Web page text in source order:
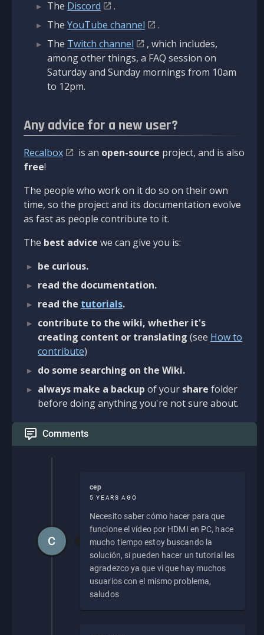
The Discord
.
The YouTube channel
.
The Twitch channel
, which includes,
among other things, a FAQ session on
Saturday and Sunday mornings from 10am
to 12pm.
Any advice for a new user?
Recalbox is an open-source project, and is also
free!
The people who work on it do so on their own
time, so the project and its documentation evolve
as fast as people contribute to it.
The best advice we can give you is:
be curious.
read the documentation.
read the tutorials.
contribute to the wiki, whether it's
creating content or translating (see How to
contribute)
do some searching on the Wiki.
always make a backup of your share folder
before doing anything you're not sure about.
Comments
cep
5 YEARS AGO
Necesito saber cómo hacer para que
funcione el vídeo por HDMI en PC, hace
mucho tiempo estoy buscando la
solución, si pueden hacer un tutorial les
agradezco ya que vi que hay muchos
usuarios con el mismo problema,
saludos
C